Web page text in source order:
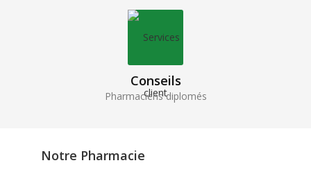
Conseils
Pharmaciens diplomés
Notre Pharmacie